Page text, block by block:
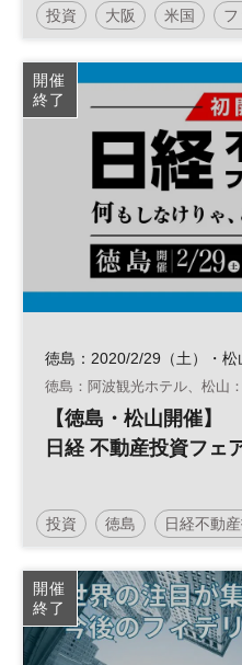
投資 大阪 米国 フ
アメリカ 投資信託
開催
終了
徳島：2020/2/29（土）・松
徳島：阿波観光ホテル、松山
【徳島・松山開催】
日経 不動産投資フェ
投資 徳島 日経不動
不動産投資 四国 参
開催
終了